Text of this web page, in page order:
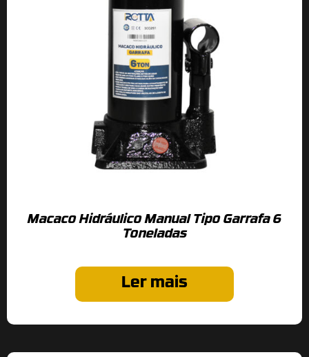
Macaco Hidráulico Manual Tipo Garrafa 6
Toneladas
Ler mais